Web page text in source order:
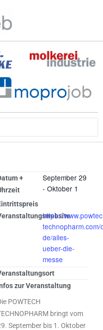
+
September 29
- Oktober 1
https://
technopharm.com/
de/alles-
ueber-die-
messe
zur Veranstaltung
POWTECH
bringt vom
September bis 1. Oktober